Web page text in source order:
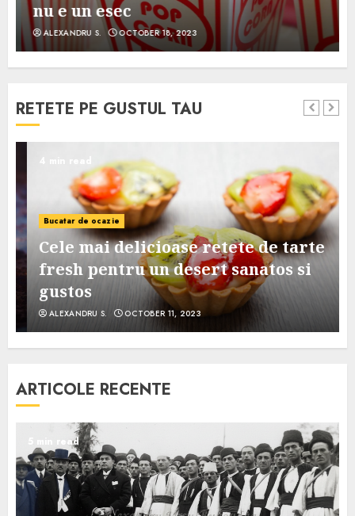
nu e un esec
ALEXANDRU S. OCTOBER 18, 2023
RETETE PE GUSTUL TAU
4 min read
Bucatar de ocazie
Cele mai delicioase retete de tarte
fresh pentru un desert sanatos si
gustos
ALEXANDRU S. OCTOBER 11, 2023
ARTICOLE RECENTE
5 min read